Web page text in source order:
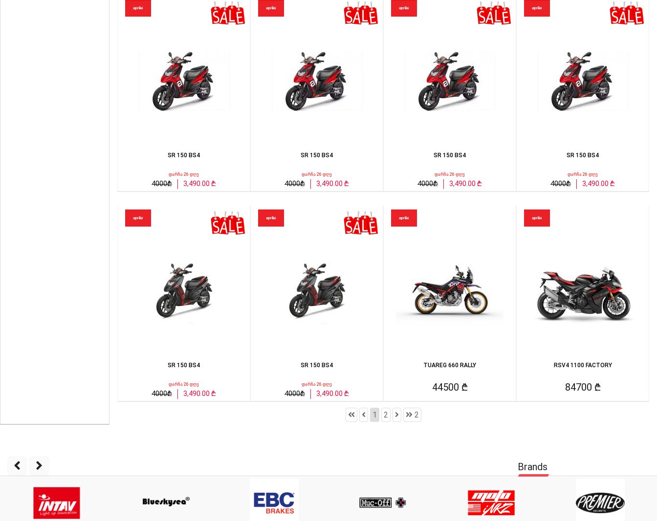
SR 150 BS4
დარჩა 26 დღე
4000₾ 3,490.00 ₾
SR 150 BS4
დარჩა 26 დღე
4000₾ 3,490.00 ₾
SR 150 BS4
დარჩა 26 დღე
4000₾ 3,490.00 ₾
SR 150 BS4
დარჩა 26 დღე
4000₾ 3,490.00 ₾
SR 150 BS4
დარჩა 26 დღე
4000₾ 3,490.00 ₾
SR 150 BS4
დარჩა 26 დღე
4000₾ 3,490.00 ₾
TUAREG 660 RALLY
44500 ₾
RSV4 1100 FACTORY
84700 ₾
1 2 2
Brands